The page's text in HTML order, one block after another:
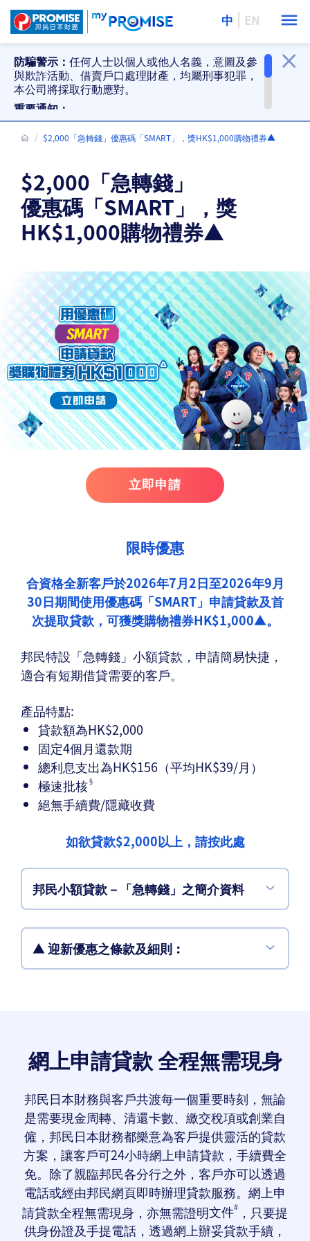
中 EN
防騙警示： 任何人士以個人或他人名義，意圖及參
與欺詐活動、借賣戶口處理財產，均屬刑事犯罪，
本公司將採取行動應對。
重要通知：
提防偽冒貸款推銷、偽冒還款要求及防騙警
示。詳情 按此。
此。
$2,000「急轉錢」優惠碼「SMART」，獎HK$1,000購物禮券▲
$2,000「急轉錢」
優惠碼「SMART」，獎
HK$1,000購物禮券▲
立即申請
限時優惠
合資格全新客戶於2026年7月2日至2026年9月
30日期間使用優惠碼「SMART」申請貸款及首
次提取貸款，可獲獎購物禮券HK$1,000▲。
邦民特設「急轉錢」小額貸款，申請簡易快捷，
適合有短期借貸需要的客戶。
產品特點:
貸款額為HK$2,000
固定4個月還款期
總利息支出為HK$156（平均HK$39/月）
極速批核§
絕無手續費/隱藏收費
如欲貸款$2,000以上， 請按此處
邦民小額貸款－「急轉錢」 之簡介資料
▲ 迎新優惠之條款及細則︰
網上申請貸款全程無需現身
邦民日本財務與客戶共渡每一個重要時刻，無論
是需要現金周轉、清還卡數、繳交稅項或創業自
僱，邦民日本財務都樂意為客戶提供靈活的貸款
方案，讓客戶可24小時網上申請貸款，手續費全
免。除了親臨邦民各分行之外，客戶亦可以透過
電話或經由邦民網頁即時辦理貸款服務。網上申
請貸款全程無需現身，亦無需證明文件# ，只要提
供身份證及手提電話，透過網上辦妥貸款手續，